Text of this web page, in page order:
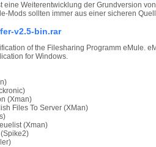
Weiterentwicklung der Grundversion
Mods sollten immer aus einer sicheren
v2.5-bin.rar
of the Filesharing Programm eMule.
for Windows.
(Xman)
Files To Server (XMan)
(Xman)